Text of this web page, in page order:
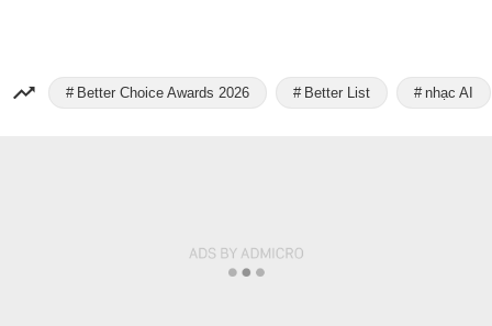
Better Choice Awards 2026 Better List nhạc AI